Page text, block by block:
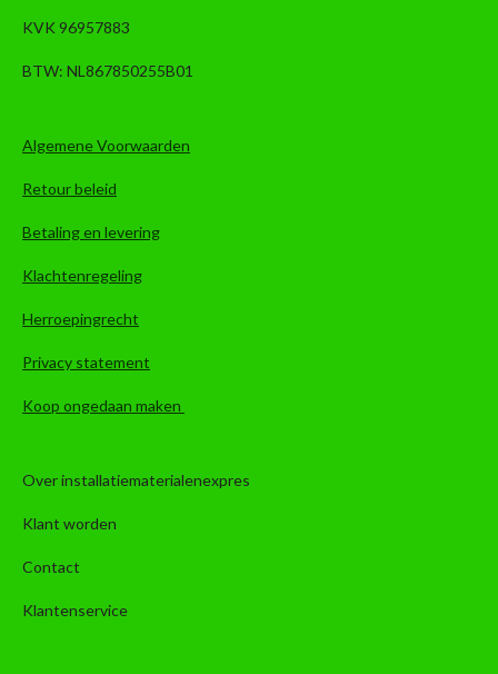
KVK 96957883
BTW: NL867850255B01
Algemene Voorwaarden
Retour beleid
Betaling en levering
Klachtenregeling
Herroepingrecht
Privacy statement
Koop ongedaan maken
Over installatiematerialenexpres
Klant worden
Contact
Klantenservice